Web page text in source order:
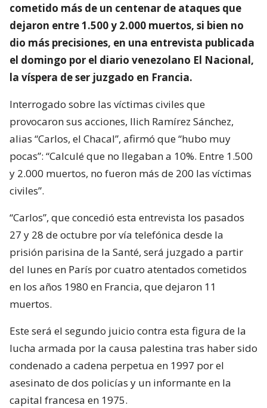
cometido más de un centenar de ataques que
dejaron entre 1.500 y 2.000 muertos, si bien no
dio más precisiones, en una entrevista publicada
el domingo por el diario venezolano El Nacional,
la víspera de ser juzgado en Francia.
Interrogado sobre las víctimas civiles que
provocaron sus acciones, Ilich Ramírez Sánchez,
alias “Carlos, el Chacal”, afirmó que “hubo muy
pocas”: “Calculé que no llegaban a 10%. Entre 1.500
y 2.000 muertos, no fueron más de 200 las víctimas
civiles”.
“Carlos”, que concedió esta entrevista los pasados
27 y 28 de octubre por vía telefónica desde la
prisión parisina de la Santé, será juzgado a partir
del lunes en París por cuatro atentados cometidos
en los años 1980 en Francia, que dejaron 11
muertos.
Este será el segundo juicio contra esta figura de la
lucha armada por la causa palestina tras haber sido
condenado a cadena perpetua en 1997 por el
asesinato de dos policías y un informante en la
capital francesa en 1975.